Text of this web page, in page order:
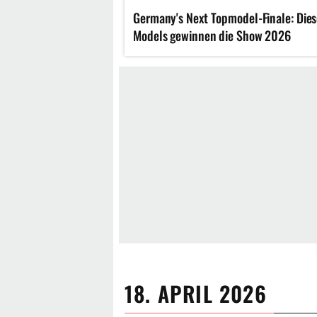
Germany's Next Topmodel-Finale:
Models gewinnen die Show 2026
18. APRIL 2026